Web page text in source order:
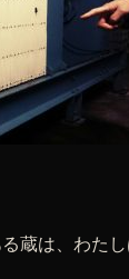
蔵は、わた